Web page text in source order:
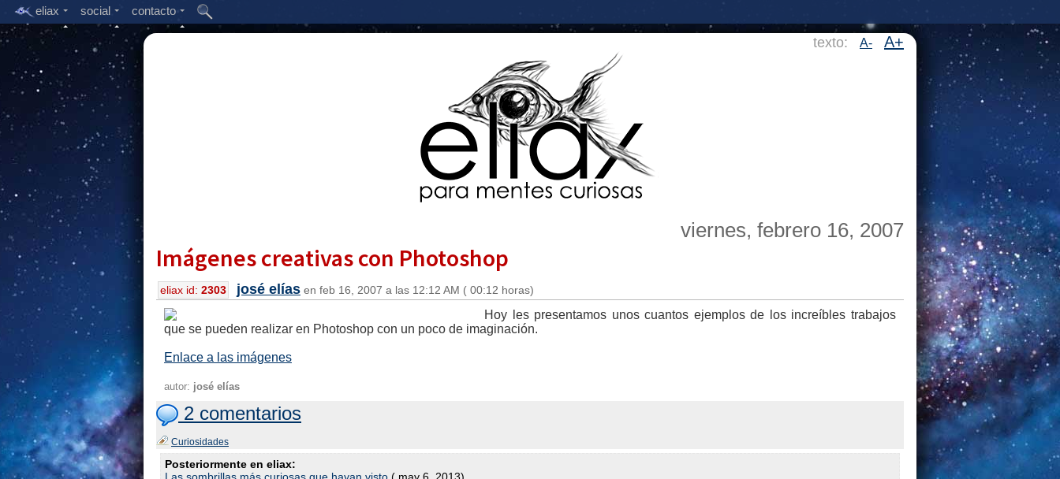
eliax social contacto
texto: A- A+
viernes, febrero 16, 2007
Imágenes creativas con Photoshop
eliax id: 2303 josé elías en feb 16, 2007 a las 12:12 AM ( 00:12 horas)
Hoy les presentamos unos cuantos ejemplos de los increíbles trabajos
que se pueden realizar en Photoshop con un poco de imaginación.
Enlace a las imágenes
autor: josé elías
2 comentarios
Curiosidades
Posteriormente en eliax: